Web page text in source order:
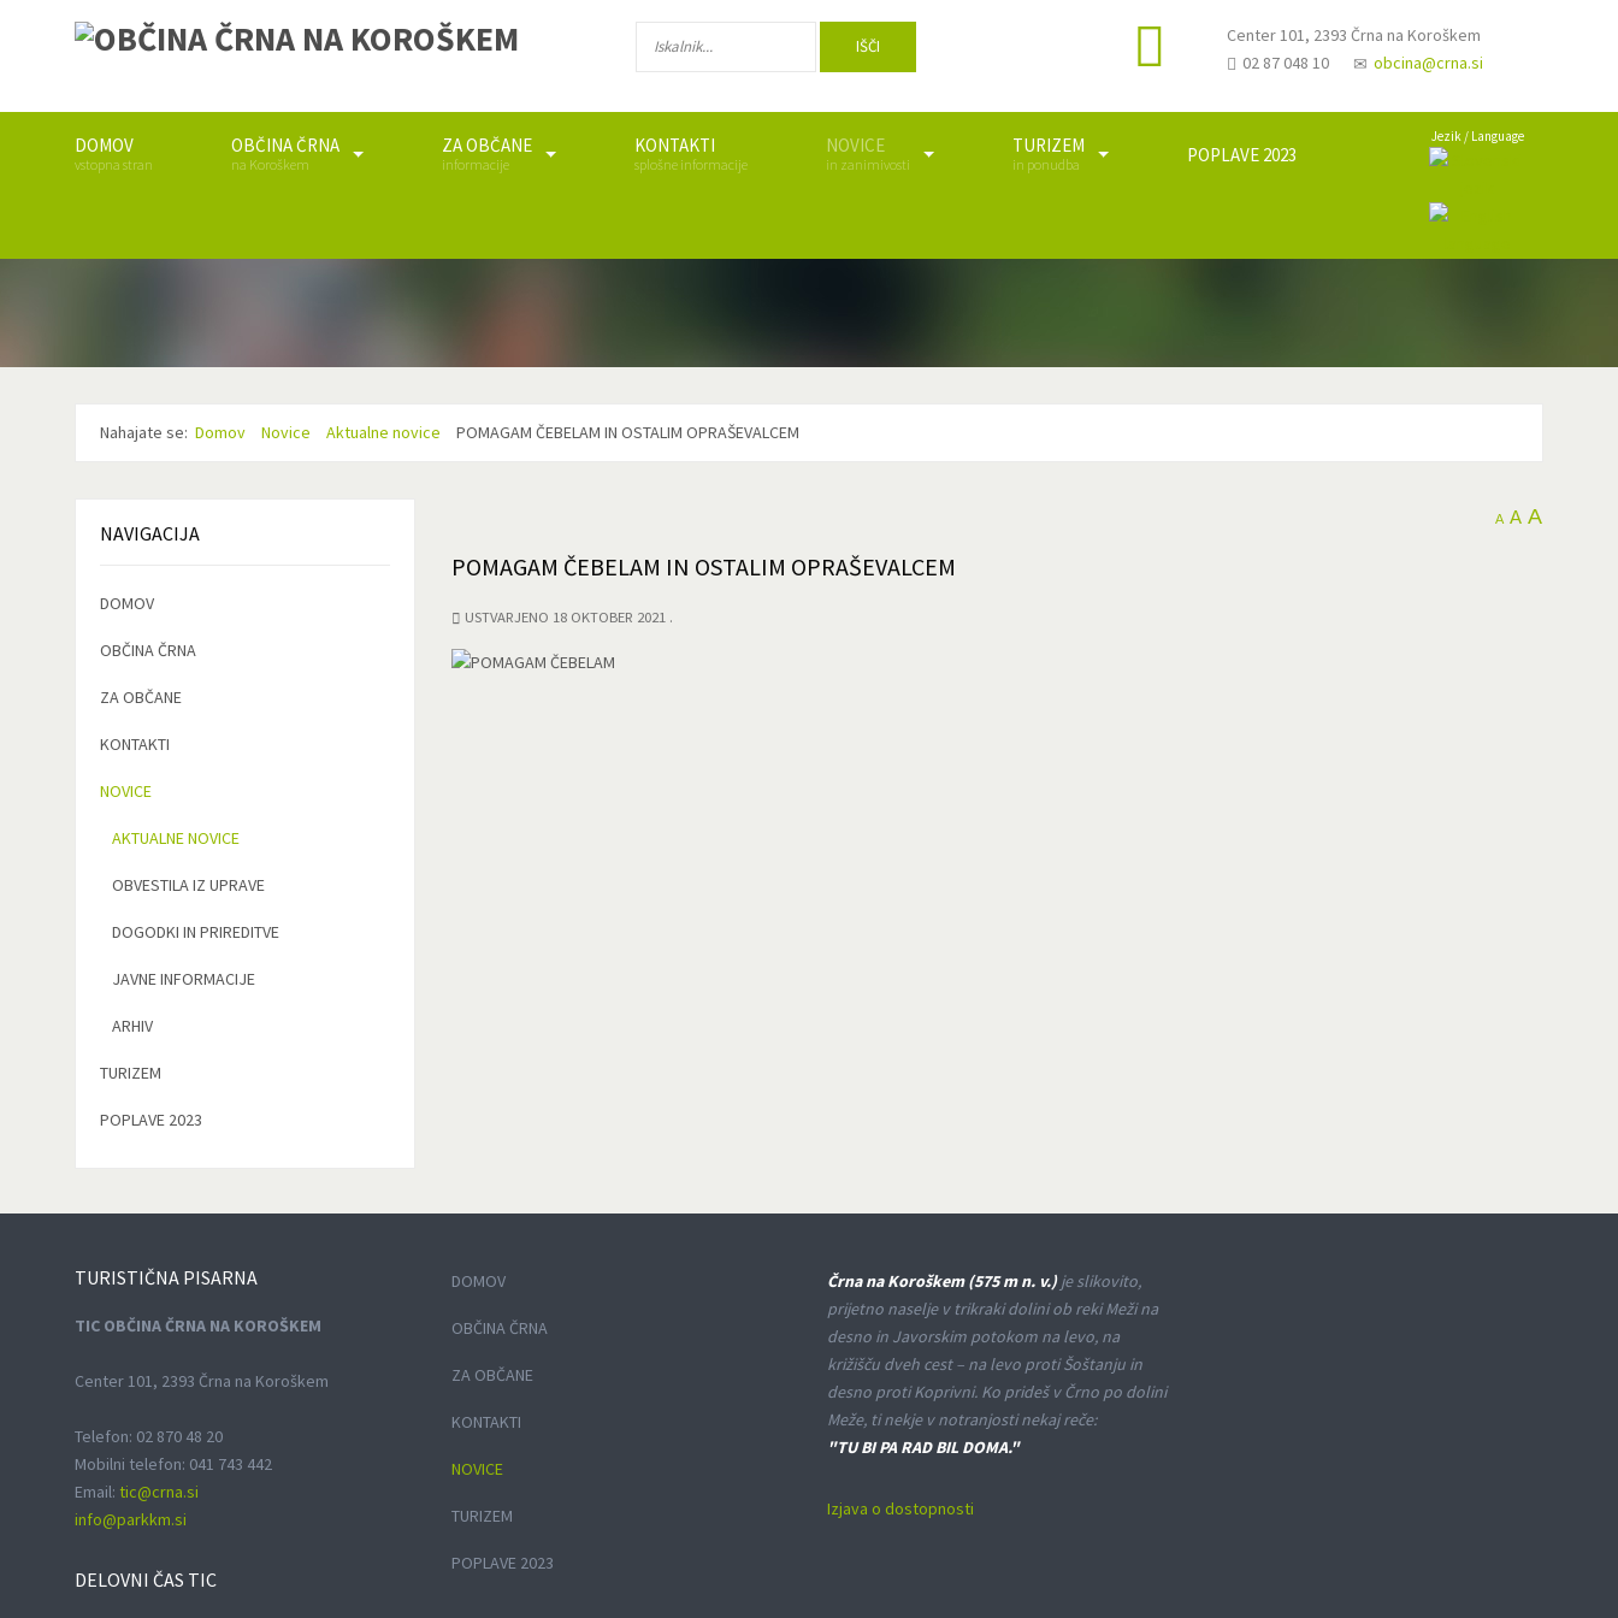
IŠČI
Center 101, 2393 Črna na Koroškem
02 87 048 10
obcina@crna.si
DOMOV
vstopna stran
OBČINA ČRNA
na Koroškem
ZA OBČANE
informacije
KONTAKTI
splošne informacije
NOVICE
in zanimivosti
TURIZEM
in ponudba POPLAVE 2023
Jezik / Language
Nahajate se: Domov Novice Aktualne novice POMAGAM ČEBELAM IN OSTALIM OPRAŠEVALCEM
A A A
POMAGAM ČEBELAM IN OSTALIM OPRAŠEVALCEM
USTVARJENO 18 OKTOBER 2021
NAVIGACIJA
DOMOV
OBČINA ČRNA
ZA OBČANE
KONTAKTI
NOVICE
AKTUALNE NOVICE
OBVESTILA IZ UPRAVE
DOGODKI IN PRIREDITVE
JAVNE INFORMACIJE
ARHIV
TURIZEM
POPLAVE 2023
TURISTIČNA PISARNA
TIC OBČINA ČRNA NA KOROŠKEM
Center 101, 2393 Črna na Koroškem
Telefon: 02 870 48 20
Mobilni telefon: 041 743 442
Email: tic@crna.si
info@parkkm.si
DELOVNI ČAS TIC
DOMOV
OBČINA ČRNA
ZA OBČANE
KONTAKTI
NOVICE
TURIZEM
POPLAVE 2023
Črna na Koroškem (575 m n. v.)je slikovito,
prijetno naselje v trikraki dolini ob reki Meži na
desno in Javorskim potokom na levo, na
križišču dveh cest – na levo proti Šoštanju in
desno proti Koprivni. Ko prideš v Črno po dolini
Meže, ti nekje v notranjosti nekaj reče:
"TU BI PA RAD BIL DOMA."
Izjava o dostopnosti